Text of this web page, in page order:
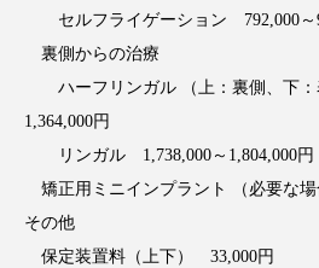
セルフライゲーション 792,000～
裏側からの治療
ハーフリンガル （上：裏側、下：
1,364,000円
リンガル 1,738,000～1,804,000円
矯正用ミニインプラント （必要な
その他
保定装置料（上下） 33,000円